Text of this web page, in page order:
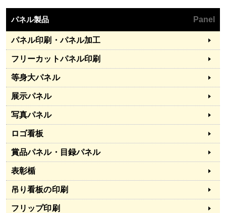
パネル製品 Panel
パネル印刷・パネル加工
フリーカットパネル印刷
等身大パネル
展示パネル
写真パネル
ロゴ看板
賞品パネル・目録パネル
表彰楯
吊り看板の印刷
フリップ印刷